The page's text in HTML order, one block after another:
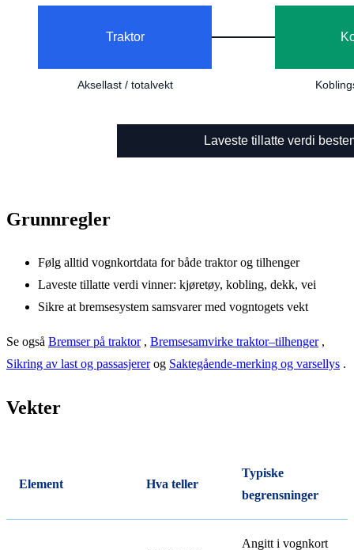
Grunnregler
Følg alltid vognkortdata for både traktor og tilhenger
Laveste tillatte verdi vinner: kjøretøy, kobling, dekk, vei
Sikre at bremsesystem samsvarer med vogntogets vekt
Se også Bremser på traktor, Bremsesamvirke traktor–tilhenger,
Sikring av last og passasjererog Saktegående-merking og varsellys .
Vekter
Element Hva teller
Typiske
begrensninger
Angitt i vognkort